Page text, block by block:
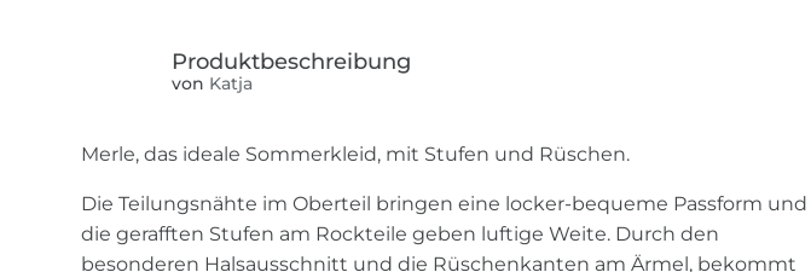
von Katja
Merle, das ideale Sommerkleid, mit Stufen und Rüschen.
Die Teilungsnähte im Oberteil bringen eine locker-bequeme Passform und
die gerafften Stufen am Rockteile geben luftige Weite. Durch den
besonderen Halsausschnitt und die Rüschenkanten am Ärmel, bekommt